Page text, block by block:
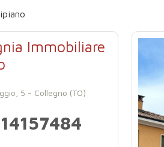
Immobiliare
5 - Collegno (TO)